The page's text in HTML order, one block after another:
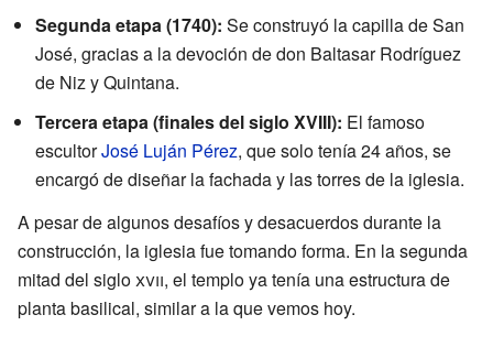
Segunda etapa (1740): Se construyó la capilla de San
José, gracias a la devoción de don Baltasar Rodríguez
de Niz y Quintana.
Tercera etapa (finales del siglo XVIII): El famoso
escultorJosé Luján Pérez, que solo tenía 24 años, se
encargó de diseñar la fachada y las torres de la iglesia.
A pesar de algunos desafíos y desacuerdos durante la
construcción, la iglesia fue tomando forma. En la segunda
mitad del sigloxvii, el templo ya tenía una estructura de
planta basilical, similar a la que vemos hoy.